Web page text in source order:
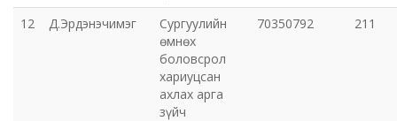
12 Д.Эрдэнэчимэг
Сургуулийн
өмнөх
боловсрол
хариуцсан
ахлах арга
зүйч
70350792 211